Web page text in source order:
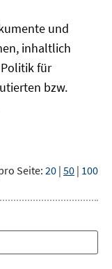
und
inhaltlich
für
bzw.
Seite:20 | 50 | 100